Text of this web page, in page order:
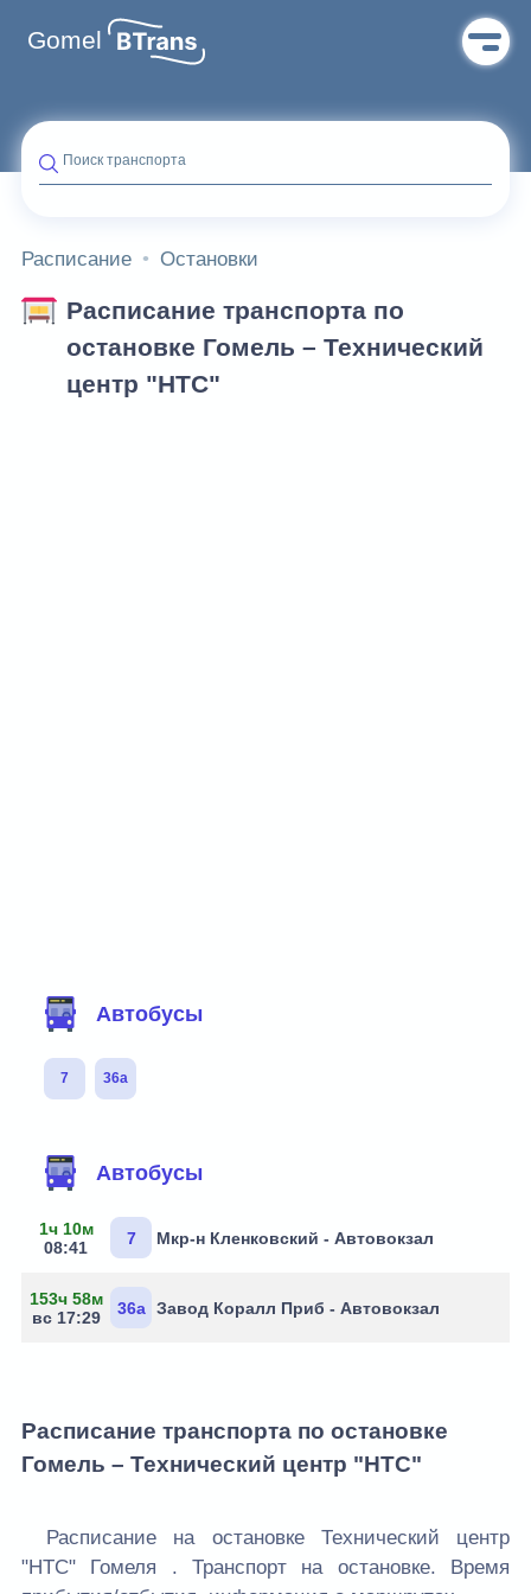
Gomel
Поиск транспорта
Расписание Остановки
Расписание транспорта по
остановке Гомель – Технический
центр "НТС"
Автобусы
7 36а
Автобусы
1ч 10м
08:41
7 Мкр-н Кленковский - Автовокзал
153ч 58м
вс 17:29
36а Завод Коралл Приб - Автовокзал
Расписание транспорта по остановке
Гомель – Технический центр "НТС"
Расписание на остановке Технический центр
"НТС" Гомеля . Транспорт на остановке. Время